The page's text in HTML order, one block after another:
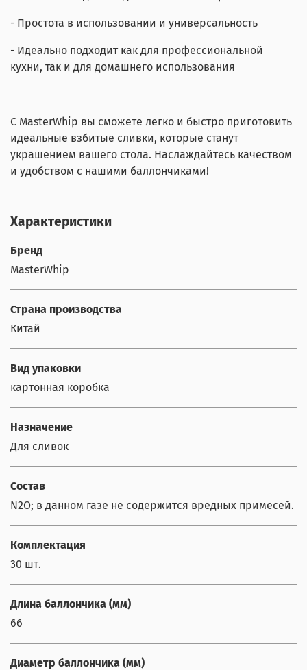
- Простота в использовании и универсальность
- Идеально подходит как для профессиональной
кухни, так и для домашнего использования
С MasterWhip вы сможете легко и быстро приготовить
идеальные взбитые сливки, которые станут
украшением вашего стола. Наслаждайтесь качеством
и удобством с нашими баллончиками!
Характеристики
Бренд
MasterWhip
Страна производства
Китай
Вид упаковки
картонная коробка
Назначение
Для сливок
Состав
N2O; в данном газе не содержится вредных примесей.
Комплектация
30 шт.
Длина баллончика (мм)
66
Диаметр баллончика (мм)